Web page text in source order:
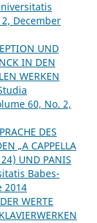
December
UND
IN DEN
WERKEN
60, No. 2,
DES
„A CAPPELLA
UND PANIS
Babes-
2014
WERTE